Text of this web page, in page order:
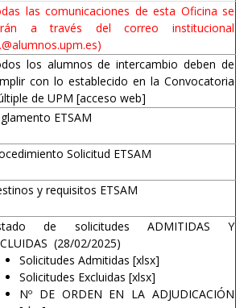
las comunicaciones de esta Oficina se
a través del correo institucional
los alumnos de intercambio deben de
con lo establecido en la Convocatoria
de UPM [acceso web]
ETSAM
Solicitud ETSAM
y requisitos ETSAM
de solicitudes ADMITIDAS Y
(28/02/2025)
Solicitudes Admitidas [xlsx]
Solicitudes Excluidas [xlsx]
Nº DE ORDEN EN LA ADJUDICACIÓN